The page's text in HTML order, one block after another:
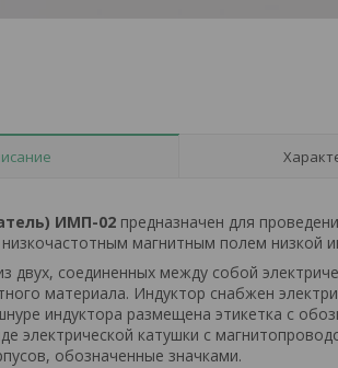
ИМП-02 предназначен для
магнитным полем низкой
двух, соединенных между собой
материала. Индуктор снабжен
индуктора размещена этикетка с
электрической катушки с
обозначенные значками.